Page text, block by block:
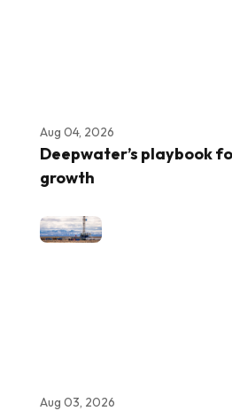
Aug 04, 2026
Deepwater’s playbook
growth
Aug 03, 2026